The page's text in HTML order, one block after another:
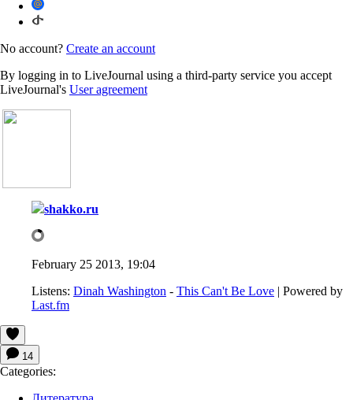
No account? Create an account
By logging in to LiveJournal using a third-party service you accept
LiveJournal's User agreement
shakko.ru
February 25 2013, 19:04
Listens: Dinah Washington - This Can't Be Love | Powered by
Last.fm
14
Categories: